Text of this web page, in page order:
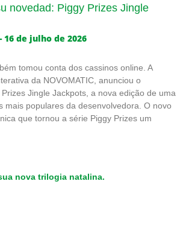
novedad: Piggy Prizes Jingle
16 de julho de 2026
tomou conta dos cassinos online. A
da NOVOMATIC, anunciou o
Jingle Jackpots, a nova edição de uma
mais populares da desenvolvedora. O novo
que tornou a série Piggy Prizes um